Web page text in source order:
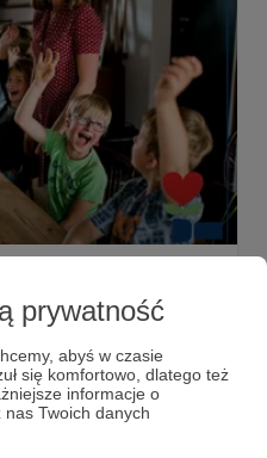
prywatność
abyś w czasie
się komfortowo, dlatego też
informacje o
Twoich danych
każde dziecko i każdy
przyjaznym,
ich różnice w
płci czy statusie
integracja